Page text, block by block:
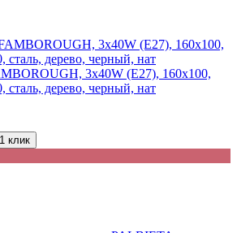
3х40W (E27), 160х100,
сталь, дерево, черный, нат
клик